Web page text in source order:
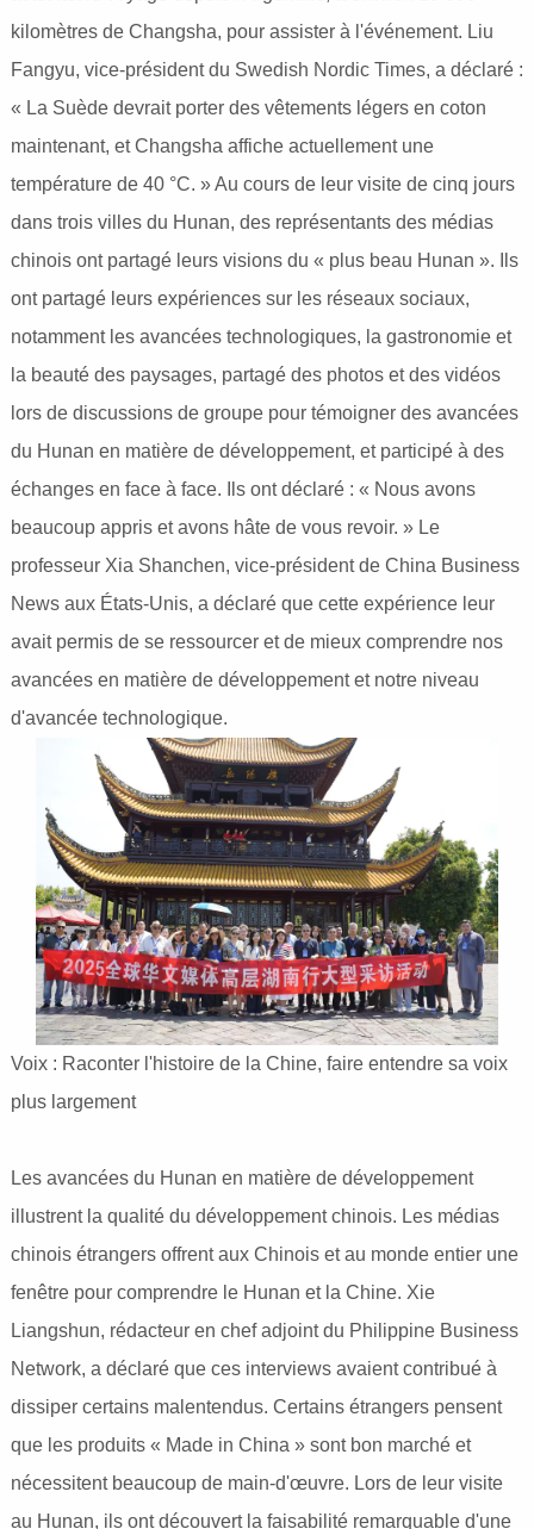
kilomètres de Changsha, pour assister à l'événement. Liu
Fangyu, vice-président du Swedish Nordic Times, a déclaré :
« La Suède devrait porter des vêtements légers en coton
maintenant, et Changsha affiche actuellement une
température de 40 °C. » Au cours de leur visite de cinq jours
dans trois villes du Hunan, des représentants des médias
chinois ont partagé leurs visions du « plus beau Hunan ». Ils
ont partagé leurs expériences sur les réseaux sociaux,
notamment les avancées technologiques, la gastronomie et
la beauté des paysages, partagé des photos et des vidéos
lors de discussions de groupe pour témoigner des avancées
du Hunan en matière de développement, et participé à des
échanges en face à face. Ils ont déclaré : « Nous avons
beaucoup appris et avons hâte de vous revoir. » Le
professeur Xia Shanchen, vice-président de China Business
News aux États-Unis, a déclaré que cette expérience leur
avait permis de se ressourcer et de mieux comprendre nos
avancées en matière de développement et notre niveau
d'avancée technologique.
Voix : Raconter l'histoire de la Chine, faire entendre sa voix
plus largement
Les avancées du Hunan en matière de développement
illustrent la qualité du développement chinois. Les médias
chinois étrangers offrent aux Chinois et au monde entier une
fenêtre pour comprendre le Hunan et la Chine. Xie
Liangshun, rédacteur en chef adjoint du Philippine Business
Network, a déclaré que ces interviews avaient contribué à
dissiper certains malentendus. Certains étrangers pensent
que les produits « Made in China » sont bon marché et
nécessitent beaucoup de main-d'œuvre. Lors de leur visite
au Hunan, ils ont découvert la faisabilité remarquable d'une